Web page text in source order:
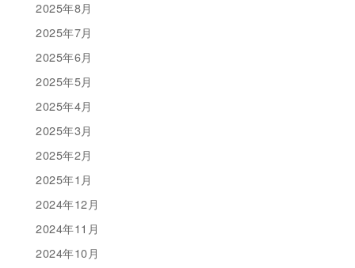
2025年8月
2025年7月
2025年6月
2025年5月
2025年4月
2025年3月
2025年2月
2025年1月
2024年12月
2024年11月
2024年10月